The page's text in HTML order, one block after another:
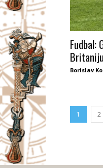
Fudbal:
Britaniju
Borislav
1 2